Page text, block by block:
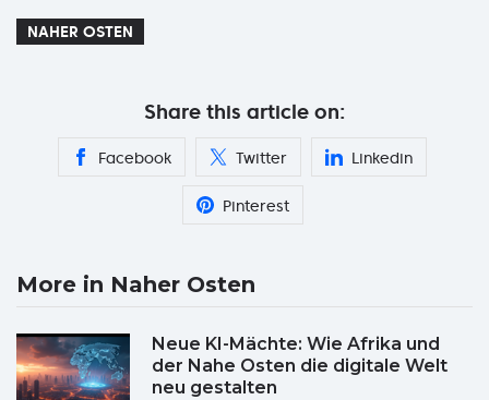
NAHER OSTEN
Share this article on:
Facebook Twitter Linkedin
Pinterest
More in Naher Osten
Neue KI-Mächte: Wie Afrika und
der Nahe Osten die digitale Welt
neu gestalten